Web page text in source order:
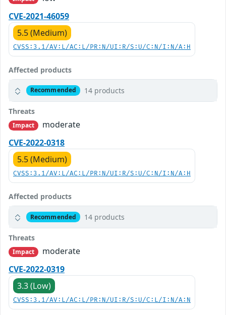
CVE-2021-46059
5.5 (Medium)
CVSS:3.1/AV:L/AC:L/PR:N/UI:R/S:U/C:N/I:N/A:H
Affected products
Recommended 14 products
Threats
Impact
moderate
CVE-2022-0318
5.5 (Medium)
CVSS:3.1/AV:L/AC:L/PR:N/UI:R/S:U/C:N/I:N/A:H
Affected products
Recommended 14 products
Threats
Impact
moderate
CVE-2022-0319
3.3 (Low)
CVSS:3.1/AV:L/AC:L/PR:N/UI:R/S:U/C:L/I:N/A:N